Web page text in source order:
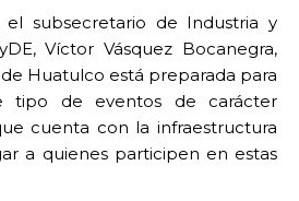
el subsecretario de Industria y
Víctor Vásquez Bocanegra,
Huatulco está preparada para
tipo de eventos de carácter
cuenta con la infraestructura
a quienes participen en estas